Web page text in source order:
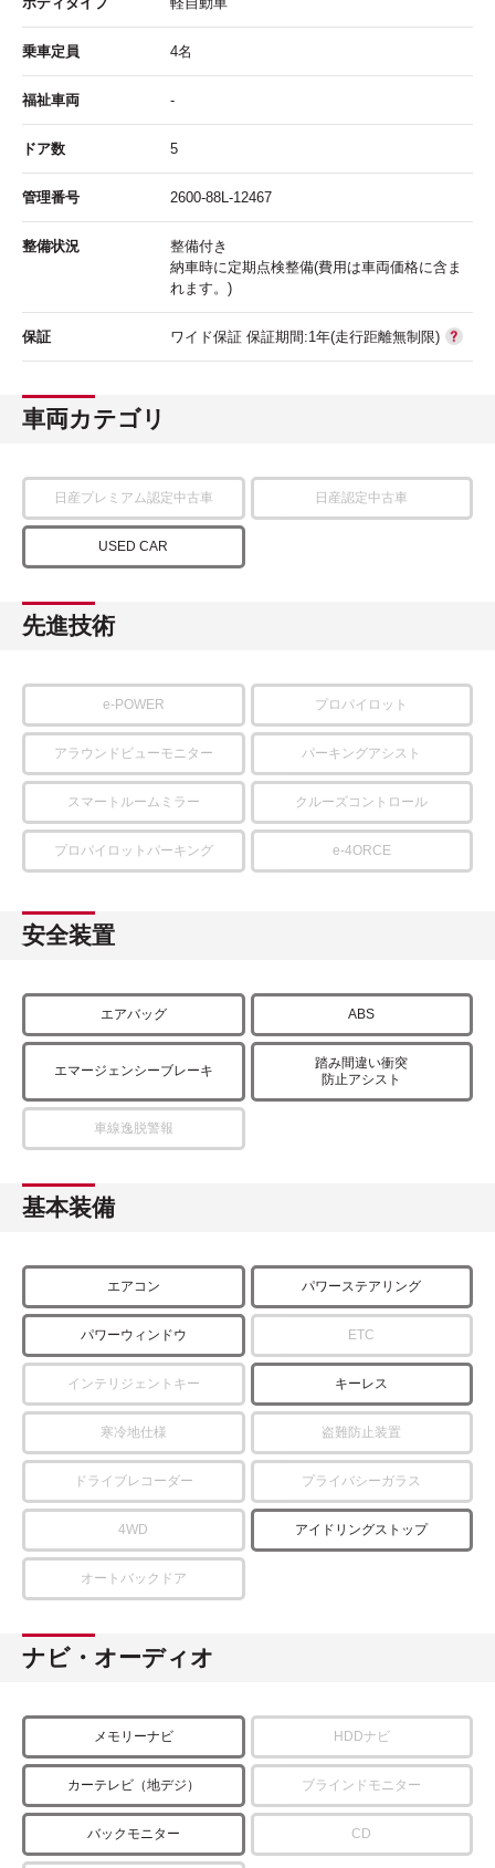
乗車定員 4名
福祉車両 -
ドア数 5
管理番号 2600-88L-12467
整備状況
整備付き
納車時に定期点検整備(費用は車両価格に含ま
れます。)
保証 ワイド保証 保証期間:1年(走行距離無制限)
車両カテゴリ
日産プレミアム認定中古車 日産認定中古車
USED CAR
先進技術
e-POWER プロパイロット
アラウンドビューモニター パーキングアシスト
スマートルームミラー クルーズコントロール
プロパイロットパーキング e-4ORCE
安全装置
エアバッグ ABS
エマージェンシーブレーキ
踏み間違い衝突
防止アシスト
車線逸脱警報
基本装備
エアコン パワーステアリング
パワーウィンドウ ETC
インテリジェントキー キーレス
寒冷地仕様 盗難防止装置
ドライブレコーダー プライバシーガラス
4WD アイドリングストップ
オートバックドア
ナビ・オーディオ
メモリーナビ HDDナビ
カーテレビ（地デジ） ブラインドモニター
バックモニター CD